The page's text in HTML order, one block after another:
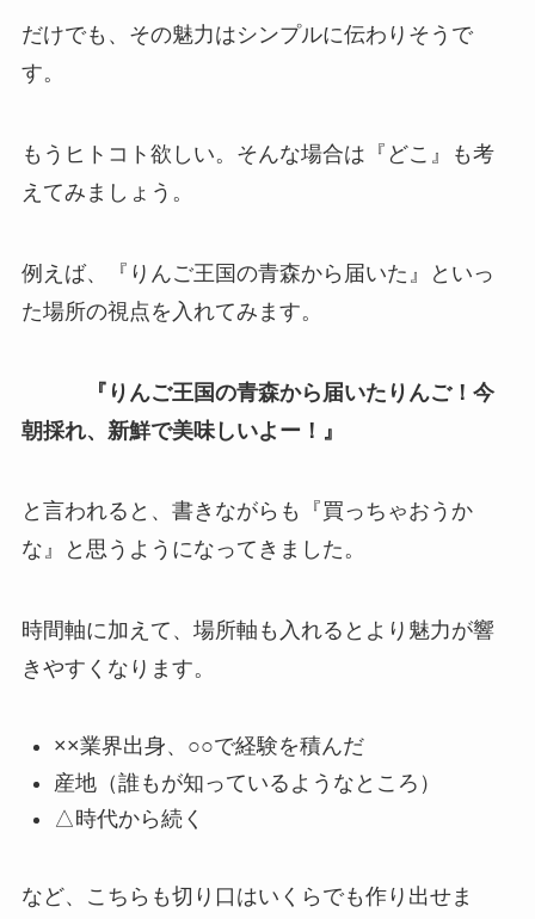
だけでも、その魅力はシンプルに伝わりそうで
す。
もうヒトコト欲しい。そんな場合は『どこ』も考
えてみましょう。
例えば、『りんご王国の青森から届いた』といっ
た場所の視点を入れてみます。
『りんご王国の青森から届いたりんご！今
朝採れ、新鮮で美味しいよー！』
と言われると、書きながらも『買っちゃおうか
な』と思うようになってきました。
時間軸に加えて、場所軸も入れるとより魅力が響
きやすくなります。
××業界出身、○○で経験を積んだ
産地（誰もが知っているようなところ）
△時代から続く
など、こちらも切り口はいくらでも作り出せま